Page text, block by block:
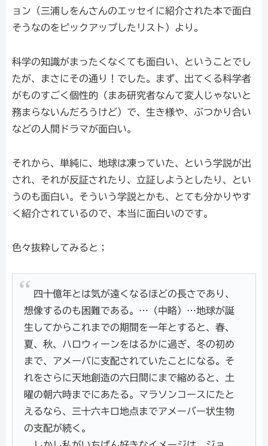
ョン（三浦しをんさんのエッセイに紹介された本で面白
そうなのをピックアップしたリスト）より。
科学の知識がまったくなくても面白い、ということでし
たが、まさにその通り！でした。まず、出てくる科学者
がものすごく個性的（まあ研究者なんて変人じゃないと
務まらないんだろうけど）で、生き様や、ぶつかり合い
などの人間ドラマが面白い。
それから、単純に、地球は凍っていた、という学説が出
され、それが反証されたり、立証しようとしたり、とい
うのも面白い。そういう学説とかも、とても分かりやす
く紹介されているので、本当に面白いのです。
色々抜粋してみると；
四十億年とは気が遠くなるほどの長さであり、
想像するのも困難である。…（中略）…地球が誕
生してからこれまでの期間を一年とすると、春、
夏、秋、ハロウィーンをはるかに過ぎ、冬の初め
まで、アメーバに支配されていたことになる。そ
れをさらに天地創造の六日間にまで縮めると、土
曜の朝六時までにあたる。マラソンコースにたと
えるなら、三十六キロ地点までアメーバー状生物
の支配が続く。